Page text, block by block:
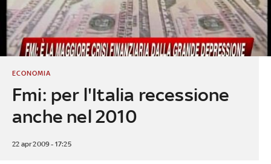
Fmi: per l'Italia recessione
anche nel 2010
ECONOMIA
22 apr 2009 - 17:25